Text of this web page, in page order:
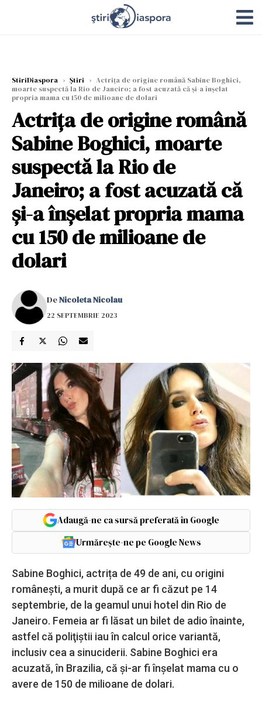
StiriDiaspora › Știri › Actriţa de origine română Sabine Boghici,
moarte suspectă la Rio de Janeiro; a fost acuzată că și-a înșelat
propria mama cu 150 de milioane de dolari
Actriţa de origine română
Sabine Boghici, moarte
suspectă la Rio de
Janeiro; a fost acuzată că
și-a înșelat propria mama
cu 150 de milioane de
dolari
DeNicoleta Nicolau
22 SEPTEMBRIE 2023
Adaugă-ne ca sursă preferată în Google
Urmărește-ne pe Google News
Sabine Boghici, actrița de 49 de ani, cu origini
românești, a murit după ce ar fi căzut pe 14
septembrie, de la geamul unui hotel din Rio de
Janeiro. Femeia ar fi lăsat un bilet de adio înainte,
astfel că poliţiştii iau în calcul orice variantă,
inclusiv cea a sinuciderii. Sabine Boghici era
acuzată, în Brazilia, că și-ar fi înșelat mama cu o
avere de 150 de milioane de dolari.